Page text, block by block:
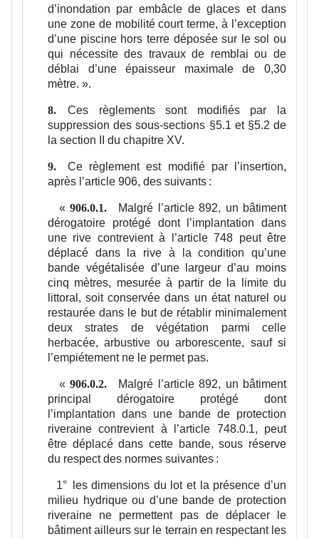
d’inondation par embâcle de glaces et dans
une zone de mobilité court terme, à l’exception
d’une piscine hors terre déposée sur le sol ou
qui nécessite des travaux de remblai ou de
déblai d’une épaisseur maximale de 0,30
mètre. ».
8.
Ces règlements sont modifiés par la
suppression des sous-sections §5.1 et §5.2 de
la section II du chapitre XV.
9.
Ce règlement est modifié par l’insertion,
après l’article 906, des suivants :
«906.0.1.
Malgré l’article 892, un bâtiment
dérogatoire protégé dont l’implantation dans
une rive contrevient à l’article 748 peut être
déplacé dans la rive à la condition qu’une
bande végétalisée d’une largeur d’au moins
cinq mètres, mesurée à partir de la limite du
littoral, soit conservée dans un état naturel ou
restaurée dans le but de rétablir minimalement
deux strates de végétation parmi celle
herbacée, arbustive ou arborescente, sauf si
l’empiétement ne le permet pas.
«906.0.2.
Malgré l’article 892, un bâtiment
principal dérogatoire protégé dont
l’implantation dans une bande de protection
riveraine contrevient à l’article 748.0.1, peut
être déplacé dans cette bande, sous réserve
du respect des normes suivantes :
1°
les dimensions du lot et la présence d’un
milieu hydrique ou d’une bande de protection
riveraine ne permettent pas de déplacer le
bâtiment ailleurs sur le terrain en respectant les